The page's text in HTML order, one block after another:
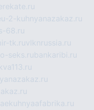
2-kuhnyanazakaz.ru
68.ru
tk.ruvlknrussia.ru
seks.rubankaribi.ru